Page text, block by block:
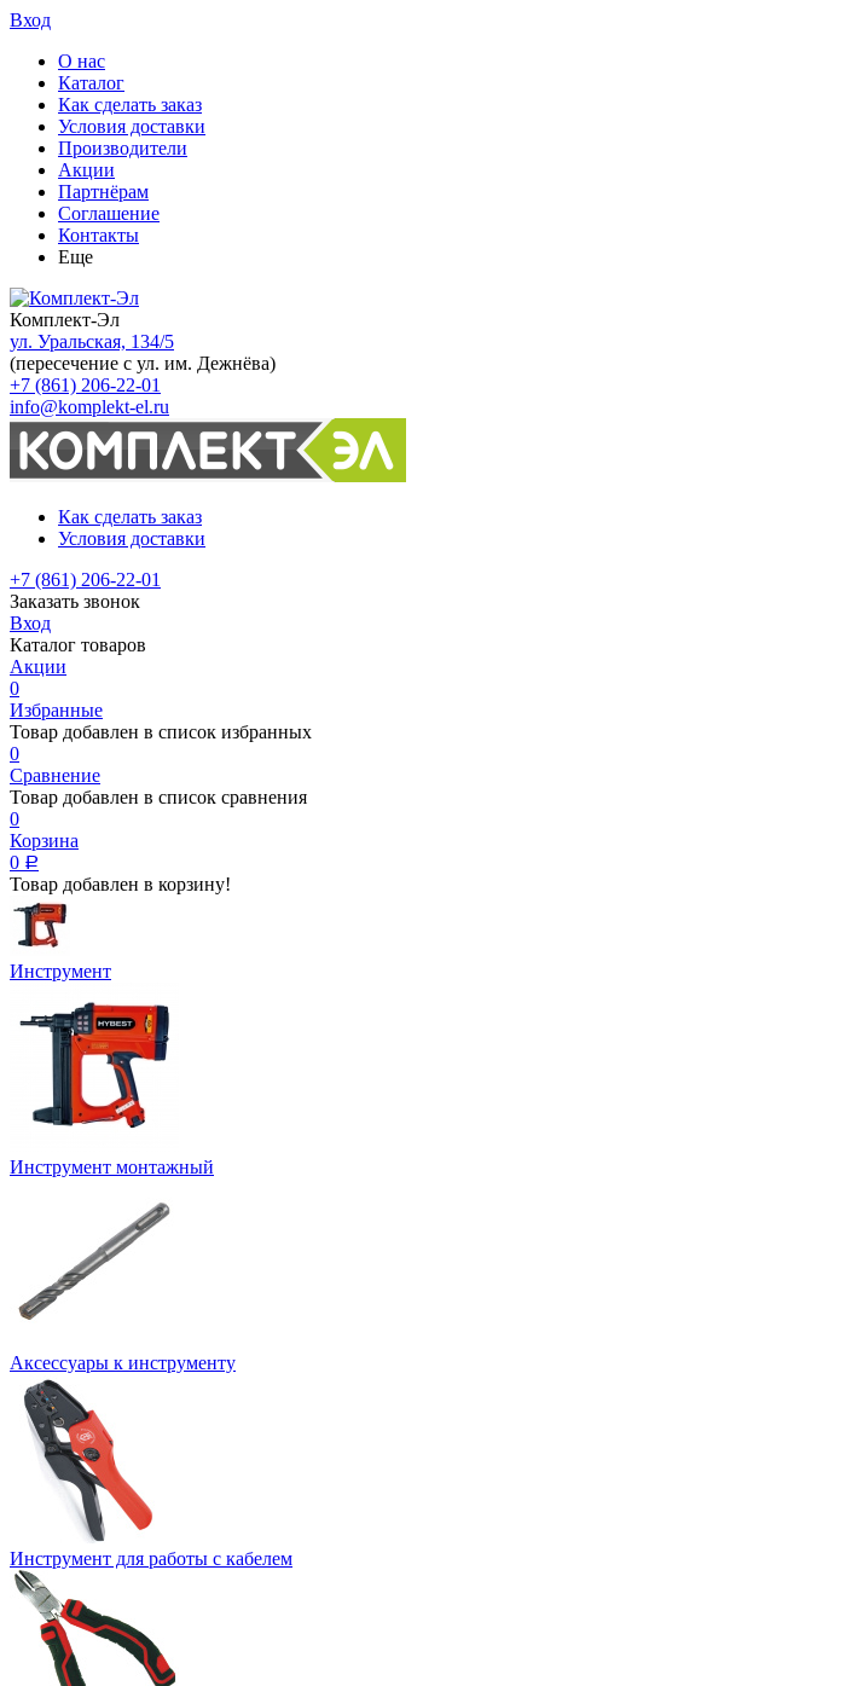
Вход
О нас
Каталог
Как сделать заказ
Условия доставки
Производители
Акции
Партнёрам
Соглашение
Контакты
Еще
Комплект-Эл
ул. Уральская, 134/5
(пересечение с ул. им. Дежнёва)
+7 (861) 206-22-01
info@komplekt-el.ru
Как сделать заказ
Условия доставки
+7 (861) 206-22-01
Заказать звонок
Вход
Каталог товаров
Акции
0
Избранные
Товар добавлен в список избранных
0
Сравнение
Товар добавлен в список сравнения
0
Корзина
0 Р
Товар добавлен в корзину!
Инструмент
Инструмент монтажный
Аксессуары к инструменту
Инструмент для работы с кабелем